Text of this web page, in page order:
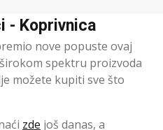
- Koprivnica
nove popuste ovaj
spektru proizvoda
možete kupiti sve što
zde još danas, a